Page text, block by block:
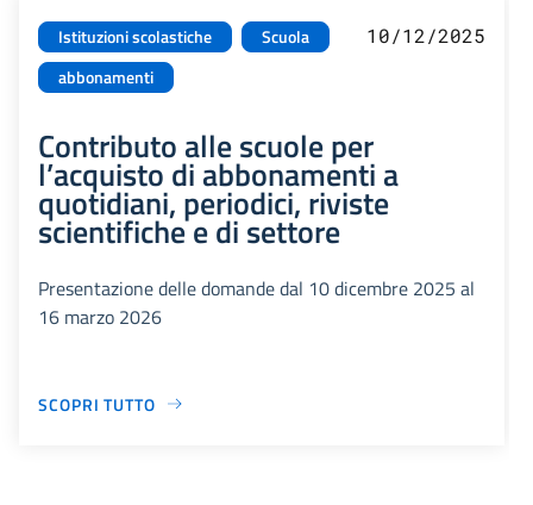
Istituzioni scolastiche
Scuola
abbonamenti
10/12/2025
Contributo alle scuole per
l’acquisto di abbonamenti a
quotidiani, periodici, riviste
scientifiche e di settore
Presentazione delle domande dal 10 dicembre 2025 al
16 marzo 2026
SCOPRI TUTTO